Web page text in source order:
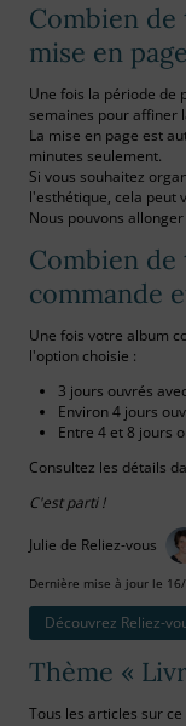
Combien
mise en
Une fois la période de
semaines pour affiner
La mise en page est
minutes seulement.
Si vous souhaitez
l'esthétique, cela peut
Nous pouvons
Combien
commande
Une fois votre album
l'option choisie :
3 jours ouvrés
Environ 4 jours
Entre 4 et 8 jours
Consultez les détails
C'est parti !
Julie de Reliez-vous
Dernière mise à jour le
Découvrez
Thème «
Tous les articles sur ce